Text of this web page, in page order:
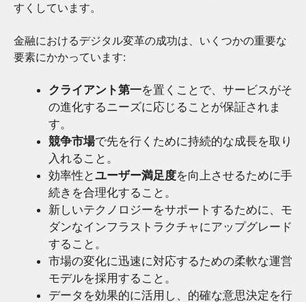
すくしています。
金融におけるデジタル変革の成功は、いくつかの重要な
要素にかかっています:
クライアント第一を置くことで、サービスがそ
の進化するニーズに応じることが保証されま
す。
競争市場で先を行くために持続的な成長を取り
入れること。
効率性とユーザー満足度を向上させるために手
続きを合理化すること。
新しいテクノロジーをサポートするために、モ
ダンなインフラストラクチャにアップグレード
すること。
市場の変化に迅速に対応するための柔軟な運営
モデルを採用すること。
データを効果的に活用し、的確な意思決定を行